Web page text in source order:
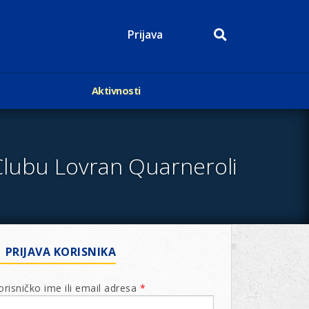
Prijava
Aktivnosti
Lions Magazin
Lovran Quarneroli
PRIJAVA KORISNIKA
ime ili email adresa *